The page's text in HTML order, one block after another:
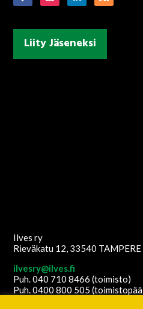
Liity Jäseneksi
Ilves ry
Rieväkatu 12, 33540 TAMPERE
ilvesry@ilves.fi
Puh. 040 710 8466 (toimisto)
Puh. 0400 800 505